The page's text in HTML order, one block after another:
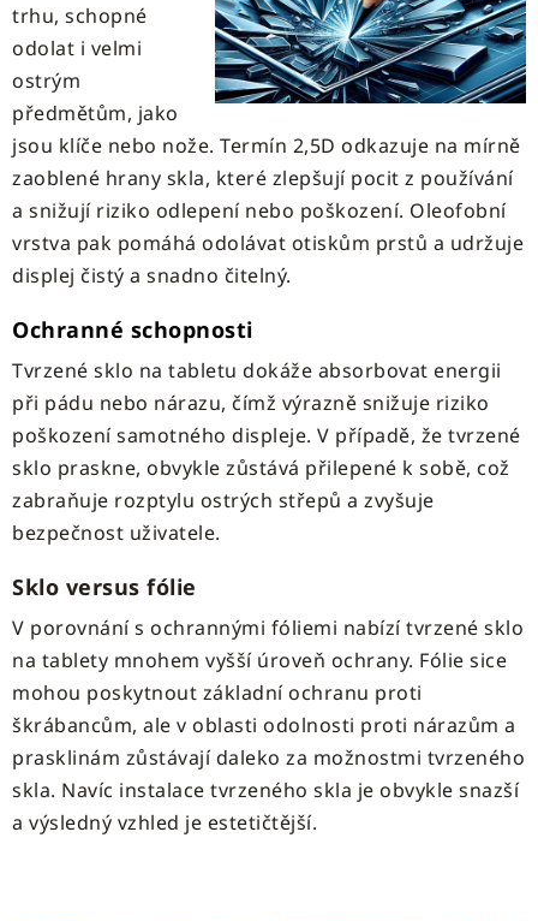
trhu, schopné
odolat i velmi
ostrým
předmětům, jako
jsou klíče nebo nože. Termín 2,5D odkazuje na mírně
zaoblené hrany skla, které zlepšují pocit z používání
a snižují riziko odlepení nebo poškození. Oleofobní
vrstva pak pomáhá odolávat otiskům prstů a udržuje
displej čistý a snadno čitelný.
Ochranné schopnosti
Tvrzené sklo na tabletu dokáže absorbovat energii
při pádu nebo nárazu, čímž výrazně snižuje riziko
poškození samotného displeje. V případě, že tvrzené
sklo praskne, obvykle zůstává přilepené k sobě, což
zabraňuje rozptylu ostrých střepů a zvyšuje
bezpečnost uživatele.
Sklo versus fólie
V porovnání s ochrannými fóliemi nabízí tvrzené sklo
na tablety mnohem vyšší úroveň ochrany. Fólie sice
mohou poskytnout základní ochranu proti
škrábancům, ale v oblasti odolnosti proti nárazům a
prasklinám zůstávají daleko za možnostmi tvrzeného
skla. Navíc instalace tvrzeného skla je obvykle snazší
a výsledný vzhled je estetičtější.